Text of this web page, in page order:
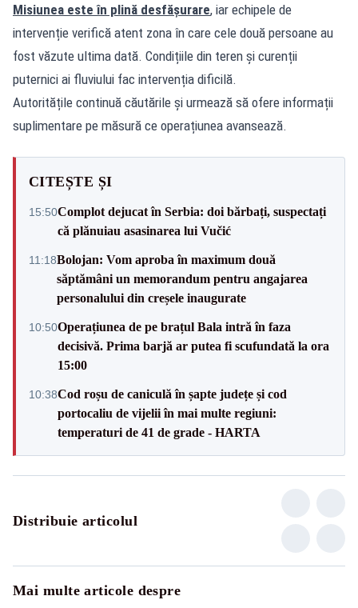
Misiunea este în plină desfășurare, iar echipele de
intervenție verifică atent zona în care cele două persoane au
fost văzute ultima dată. Condițiile din teren și curenții
puternici ai fluviului fac intervenția dificilă.
Autoritățile continuă căutările și urmează să ofere informații
suplimentare pe măsură ce operațiunea avansează.
CITEȘTE ȘI
15:50Complot dejucat în Serbia: doi bărbați, suspectați
că plănuiau asasinarea lui Vučić
11:18Bolojan: Vom aproba în maximum două
săptămâni un memorandum pentru angajarea
personalului din creșele inaugurate
10:50Operațiunea de pe brațul Bala intră în faza
decisivă. Prima barjă ar putea fi scufundată la ora
15:00
10:38Cod roșu de caniculă în șapte județe și cod
portocaliu de vijelii în mai multe regiuni:
temperaturi de 41 de grade - HARTA
Distribuie articolul
Mai multe articole despre